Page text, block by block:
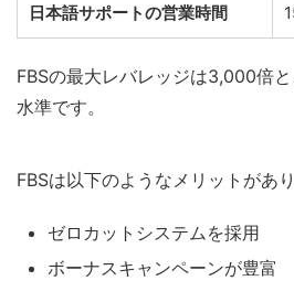
日本語サポートの営業時間
FBSの最大レバレッジは3,000倍
水準です。
FBSは以下のようなメリットがあり
ゼロカットシステムを採用
ボーナスキャンペーンが豊富